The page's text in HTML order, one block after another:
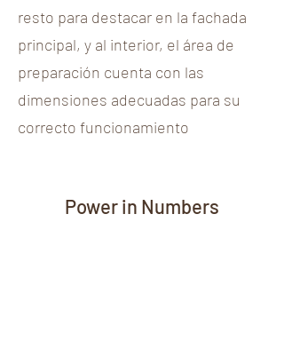
resto para destacar en la fachada
principal, y al interior, el área de
preparación cuenta con las
dimensiones adecuadas para su
correcto funcionamiento
Power in Numbers